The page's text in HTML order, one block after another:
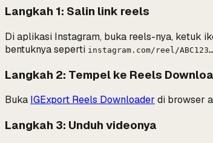
Langkah 1: Salin link reels
Di aplikasi Instagram, buka reels-nya, ketuk
bentuknya seperti instagram.com/reel/ABC123…
Langkah 2: Tempel ke Reels
Buka IGExport Reels Downloader di browser
Langkah 3: Unduh videonya